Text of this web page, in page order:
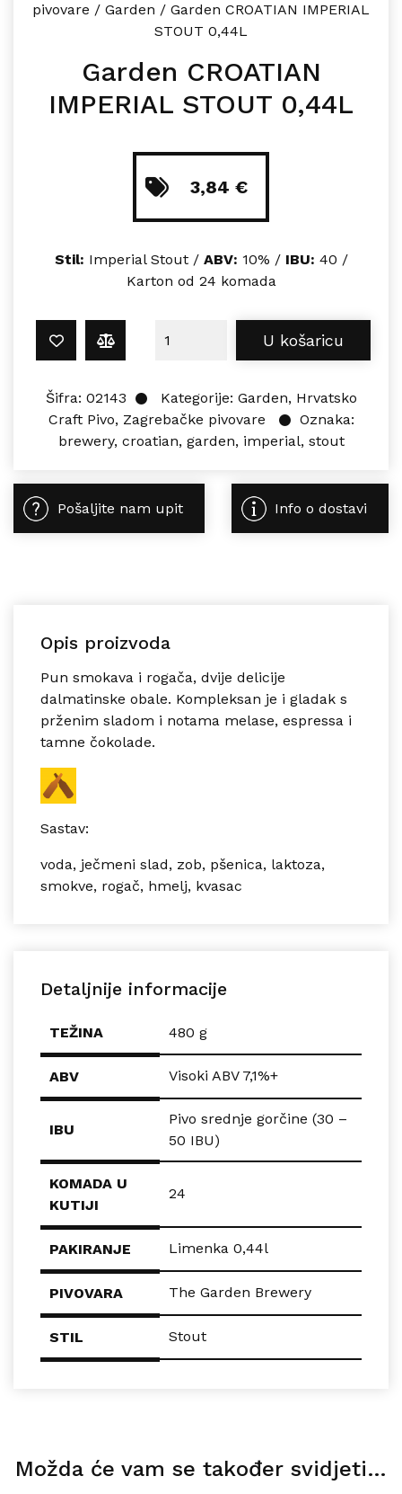
pivovare / Garden / Garden CROATIAN IMPERIAL
STOUT 0,44L
Garden CROATIAN
IMPERIAL STOUT 0,44L
3,84 €
Stil: Imperial Stout / ABV: 10% / IBU: 40 /
Karton od 24 komada
Garden CROATIAN IMPERIAL
U košaricu
Šifra: 02143 Kategorije: Garden, Hrvatsko
Craft Pivo, Zagrebačke pivovare
Oznaka:
brewery, croatian, garden, imperial, stout
Pošaljite nam upit Info o dostavi
Opis proizvoda
Pun smokava i rogača, dvije delicije
dalmatinske obale. Kompleksan je i gladak s
prženim sladom i notama melase, espressa i
tamne čokolade.
Sastav:
voda, ječmeni slad, zob, pšenica, laktoza,
smokve, rogač, hmelj, kvasac
Detaljnije informacije
TEŽINA 480 g
ABV Visoki ABV 7,1%+
IBU
Pivo srednje gorčine (30 –
50 IBU)
KOMADA U
KUTIJI
24
PAKIRANJE Limenka 0,44l
PIVOVARA The Garden Brewery
STIL Stout
Možda će vam se također svidjeti…